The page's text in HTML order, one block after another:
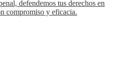
defendemos tus derechos en
compromiso y eficacia.